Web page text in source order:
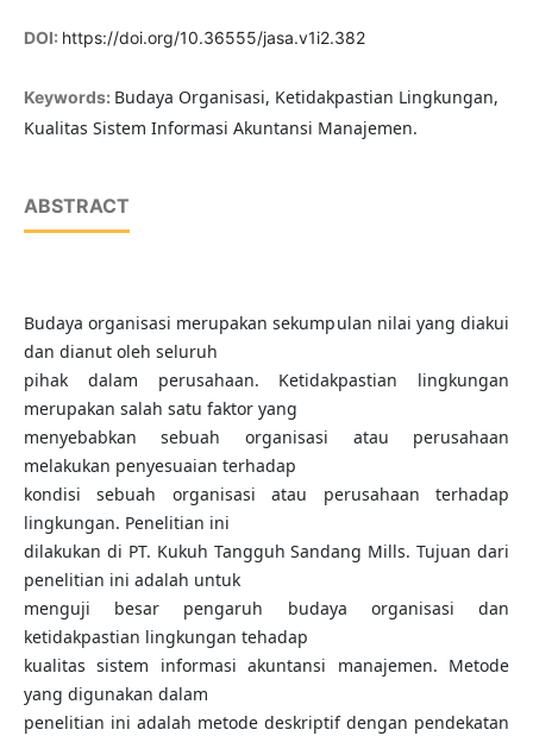
DOI: https://doi.org/10.36555/jasa.v1i2.382
Keywords: Budaya Organisasi, Ketidakpastian Lingkungan,
Kualitas Sistem Informasi Akuntansi Manajemen.
ABSTRACT
Budaya organisasi merupakan sekumpulan nilai yang diakui
dan dianut oleh seluruh
pihak dalam perusahaan. Ketidakpastian lingkungan
merupakan salah satu faktor yang
menyebabkan sebuah organisasi atau perusahaan
melakukan penyesuaian terhadap
kondisi sebuah organisasi atau perusahaan terhadap
lingkungan. Penelitian ini
dilakukan di PT. Kukuh Tangguh Sandang Mills. Tujuan dari
penelitian ini adalah untuk
menguji besar pengaruh budaya organisasi dan
ketidakpastian lingkungan tehadap
kualitas sistem informasi akuntansi manajemen. Metode
yang digunakan dalam
penelitian ini adalah metode deskriptif dengan pendekatan